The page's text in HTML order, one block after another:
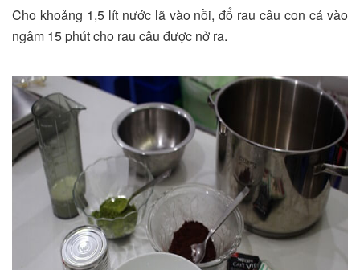
Cho khoảng 1,5 lít nước lã vào nồi, đổ rau câu con cá vào
ngâm 15 phút cho rau câu được nở ra.